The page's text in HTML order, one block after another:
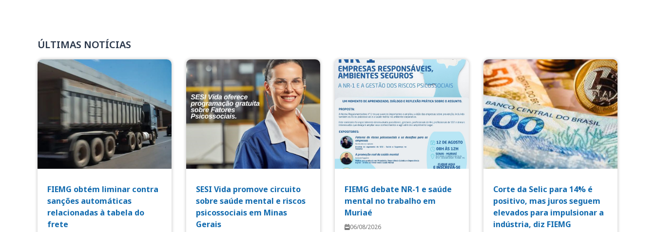
ÚLTIMAS NOTÍCIAS
FIEMG obtém liminar contra
sanções automáticas
relacionadas à tabela do
frete
SESI Vida promove circuito
sobre saúde mental e riscos
psicossociais em Minas
Gerais
FIEMG debate NR-1 e saúde
mental no trabalho em
Muriaé
06/08/2026
Corte da Selic para 14% é
positivo, mas juros seguem
elevados para impulsionar a
indústria, diz FIEMG